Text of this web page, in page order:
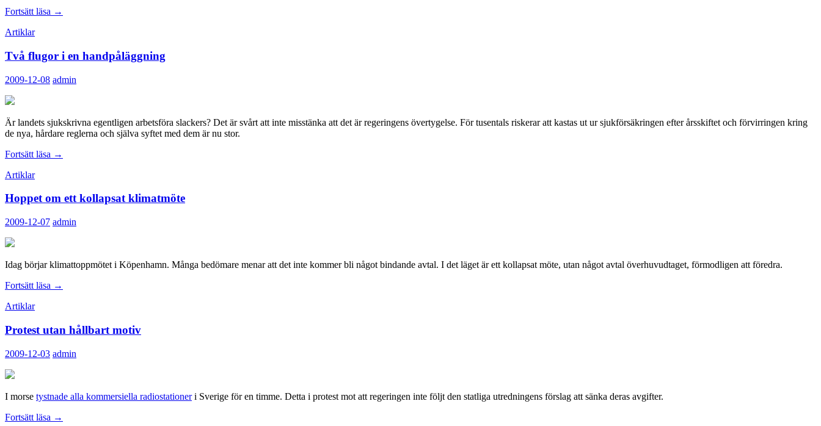
Fortsätt läsa Barns
traditionerna
→
Artiklar
Två flugor i en handpåläggning
2009-12-08 admin
Är landets sjukskrivna egentligen arbetsföra slackers? Det är svårt att inte misstänka att det är regeringens övertygelse. För tusentals riskerar att kastas ut ur sjukförsäkringen efter årsskiftet och förvirringen kring
de nya, hårdare reglerna och själva syftet med dem är nu stor.
Fortsätt läsa Två
handpåläggning
→
Artiklar
Hoppet om ett kollapsat klimatmöte
2009-12-07 admin
Idag börjar klimattoppmötet i Köpenhamn. Många bedömare menar att det inte kommer bli något bindande avtal. I det läget är ett kollapsat möte, utan något avtal överhuvudtaget, förmodligen att föredra.
Fortsätt läsa Hoppet
klimatmöte
→
Artiklar
Protest utan hållbart motiv
2009-12-03 admin
I morse tystnade alla kommersiella radiostationeri Sverige för en timme. Detta i protest mot att regeringen inte följt den statliga utredningens förslag att sänka deras avgifter.
Fortsätt läsa Protest
→